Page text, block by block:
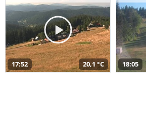
17:52 20,1 °C 18:05